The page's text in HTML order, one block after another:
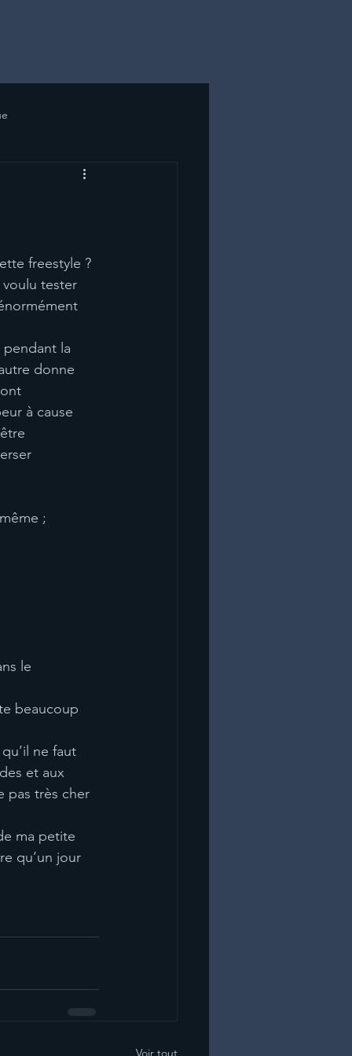
freestyle ?
voulu tester
la
donne
à cause
;
le
beaucoup
ne faut
et aux
pas très cher
ma petite
qu’un jour
Voir tout